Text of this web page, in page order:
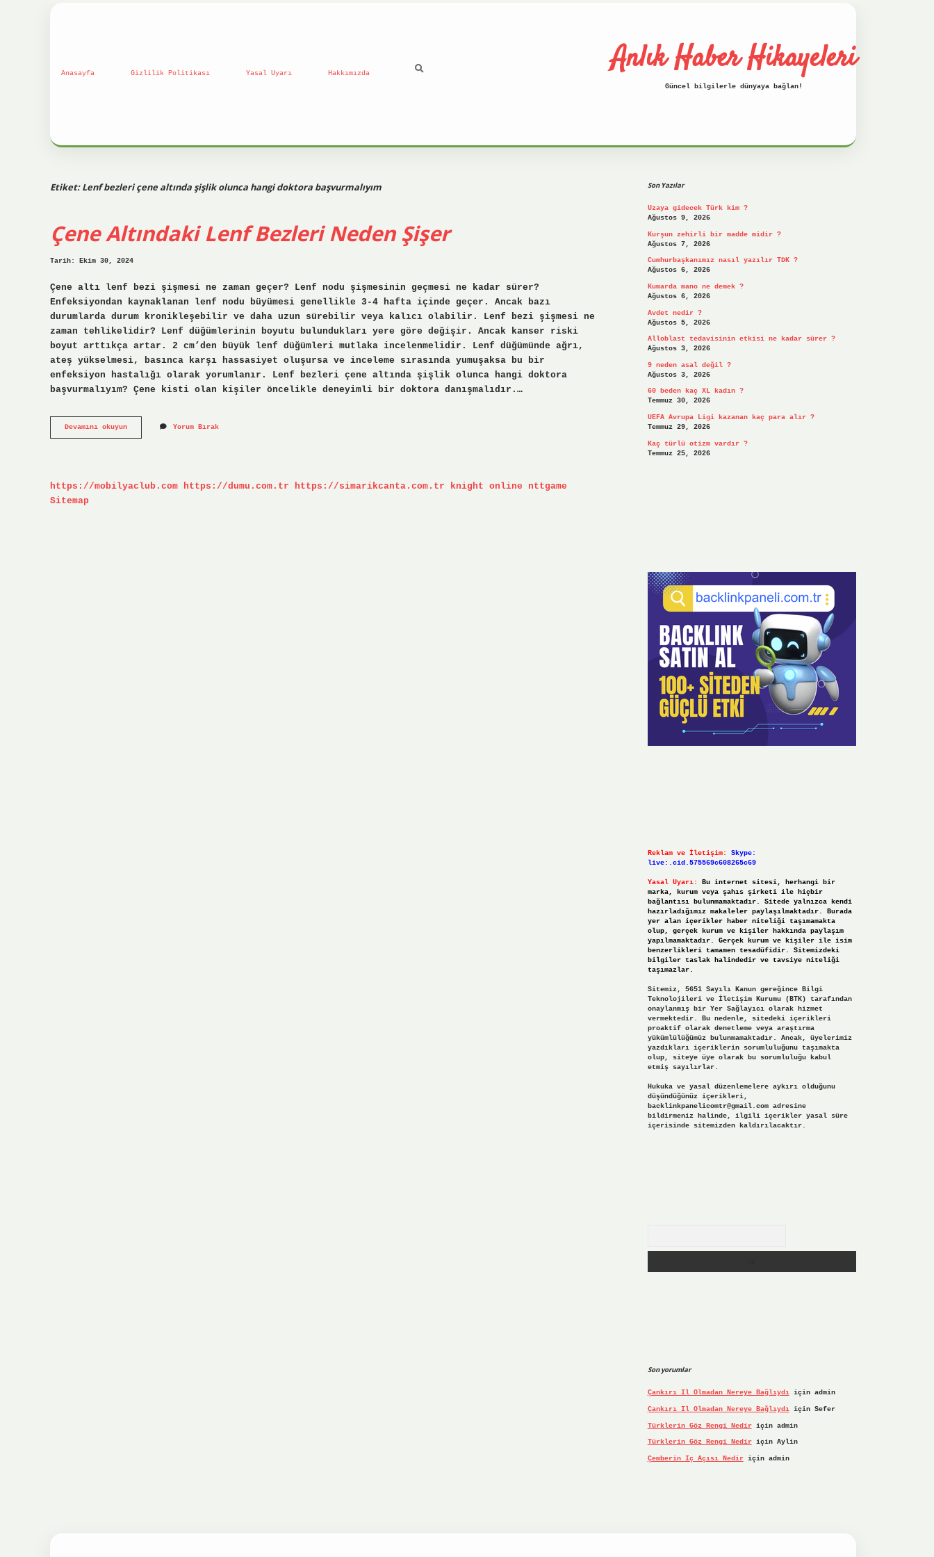
Anasayfa Gizlilik Politikası Yasal Uyarı Hakkımızda Anlık Haber Hikayeleri
Güncel bilgilerle dünyaya bağlan!
Etiket:Lenf bezleri çene altında şişlik olunca hangi doktora başvurmalıyım
Çene Altındaki Lenf Bezleri Neden Şişer
Tarih: Ekim 30, 2024
Çene altı lenf bezi şişmesi ne zaman geçer? Lenf nodu şişmesinin geçmesi ne kadar sürer?
Enfeksiyondan kaynaklanan lenf nodu büyümesi genellikle 3-4 hafta içinde geçer. Ancak bazı
durumlarda durum kronikleşebilir ve daha uzun sürebilir veya kalıcı olabilir. Lenf bezi şişmesi ne
zaman tehlikelidir? Lenf düğümlerinin boyutu bulundukları yere göre değişir. Ancak kanser riski
boyut arttıkça artar. 2 cm’den büyük lenf düğümleri mutlaka incelenmelidir. Lenf düğümünde ağrı,
ateş yükselmesi, basınca karşı hassasiyet oluşursa ve inceleme sırasında yumuşaksa bu bir
enfeksiyon hastalığı olarak yorumlanır. Lenf bezleri çene altında şişlik olunca hangi doktora
başvurmalıyım? Çene kisti olan kişiler öncelikle deneyimli bir doktora danışmalıdır.…
Devamını okuyunÇene
Altındaki
Yorum Bırak
https://mobilyaclub.com https://dumu.com.tr https://simarikcanta.com.tr knight online
nttgame
Sitemap
Son Yazılar
Uzaya gidecek Türk kim ?
Ağustos 9, 2026
Kurşun zehirli bir madde midir ?
Ağustos 7, 2026
Cumhurbaşkanımız nasıl yazılır TDK ?
Ağustos 6, 2026
Kumarda mano ne demek ?
Ağustos 6, 2026
Avdet nedir ?
Ağustos 5, 2026
Alloblast tedavisinin etkisi ne kadar sürer ?
Ağustos 3, 2026
9 neden asal değil ?
Ağustos 3, 2026
60 beden kaç XL kadın ?
Temmuz 30, 2026
UEFA Avrupa Ligi kazanan kaç para alır ?
Temmuz 29, 2026
Kaç türlü otizm vardır ?
Temmuz 25, 2026
Reklam ve İletişim:
Skype:
live:.cid.575569c608265c69
Yasal Uyarı:
Bu internet sitesi, herhangi bir
marka, kurum veya şahıs şirketi ile hiçbir
bağlantısı bulunmamaktadır. Sitede yalnızca kendi
hazırladığımız makaleler paylaşılmaktadır. Burada
yer alan içerikler haber niteliği taşımamakta
olup, gerçek kurum ve kişiler hakkında paylaşım
yapılmamaktadır. Gerçek kurum ve kişiler ile isim
benzerlikleri tamamen tesadüfidir. Sitemizdeki
bilgiler taslak halindedir ve tavsiye niteliği
taşımazlar.
Sitemiz, 5651 Sayılı Kanun gereğince Bilgi
Teknolojileri ve İletişim Kurumu (BTK) tarafından
onaylanmış bir Yer Sağlayıcı olarak hizmet
vermektedir. Bu nedenle, sitedeki içerikleri
proaktif olarak denetleme veya araştırma
yükümlülüğümüz bulunmamaktadır. Ancak, üyelerimiz
yazdıkları içeriklerin sorumluluğunu taşımakta
olup, siteye üye olarak bu sorumluluğu kabul
etmiş sayılırlar.
Hukuka ve yasal düzenlemelere aykırı olduğunu
düşündüğünüz içerikleri,
backlinkpanelicomtr@gmail.comadresine
bildirmeniz halinde, ilgili içerikler yasal süre
içerisinde sitemizden kaldırılacaktır.
Son yorumlar
Çankırı Il Olmadan Nereye Bağlıydıiçin admin
Çankırı Il Olmadan Nereye Bağlıydıiçin Sefer
Türklerin Göz Rengi Nediriçin admin
Türklerin Göz Rengi Nediriçin Aylin
Çemberin Iç Açısı Nediriçin admin